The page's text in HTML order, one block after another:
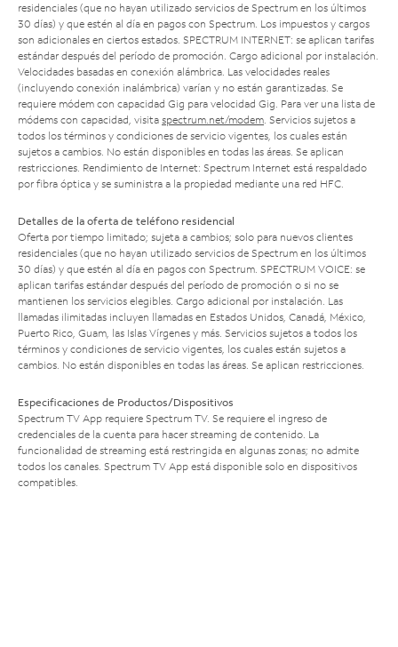
residenciales (que no hayan utilizado servicios de Spectrum en los últimos
30 días) y que estén al día en pagos con Spectrum. Los impuestos y cargos
son adicionales en ciertos estados. SPECTRUM INTERNET: se aplican tarifas
estándar después del período de promoción. Cargo adicional por instalación.
Velocidades basadas en conexión alámbrica. Las velocidades reales
(incluyendo conexión inalámbrica) varían y no están garantizadas. Se
requiere módem con capacidad Gig para velocidad Gig. Para ver una lista de
módems con capacidad, visita spectrum.net/modem. Servicios sujetos a
todos los términos y condiciones de servicio vigentes, los cuales están
sujetos a cambios. No están disponibles en todas las áreas. Se aplican
restricciones. Rendimiento de Internet: Spectrum Internet está respaldado
por fibra óptica y se suministra a la propiedad mediante una red HFC.
Detalles de la oferta de teléfono residencial
Oferta por tiempo limitado; sujeta a cambios; solo para nuevos clientes
residenciales (que no hayan utilizado servicios de Spectrum en los últimos
30 días) y que estén al día en pagos con Spectrum. SPECTRUM VOICE: se
aplican tarifas estándar después del período de promoción o si no se
mantienen los servicios elegibles. Cargo adicional por instalación. Las
llamadas ilimitadas incluyen llamadas en Estados Unidos, Canadá, México,
Puerto Rico, Guam, las Islas Vírgenes y más. Servicios sujetos a todos los
términos y condiciones de servicio vigentes, los cuales están sujetos a
cambios. No están disponibles en todas las áreas. Se aplican restricciones.
Especificaciones de Productos/Dispositivos
Spectrum TV App requiere Spectrum TV. Se requiere el ingreso de
credenciales de la cuenta para hacer streaming de contenido. La
funcionalidad de streaming está restringida en algunas zonas; no admite
todos los canales. Spectrum TV App está disponible solo en dispositivos
compatibles.